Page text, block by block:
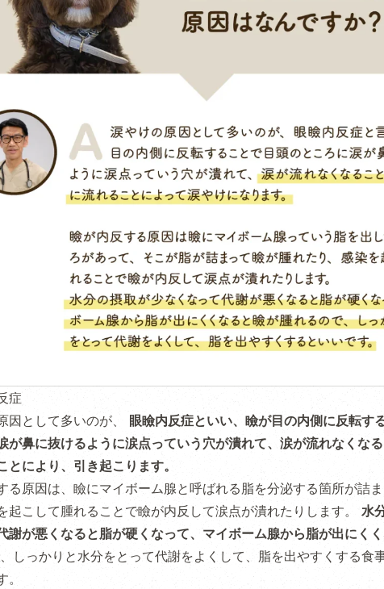
症
因として多いのが、 眼瞼内反症といい、瞼が目の内側に反転す
が鼻に抜けるように涙点っていう穴が潰れて、涙が流れなくな
とにより、引き起こります。
る原因は、瞼にマイボーム腺と呼ばれる脂を分泌する箇所が詰
起こして腫れることで瞼が内反して涙点が潰れたりします。 水
謝が悪くなると脂が硬くなって、マイボーム腺から脂が出にく
しっかりと水分をとって代謝をよくして、脂を出やすくする食